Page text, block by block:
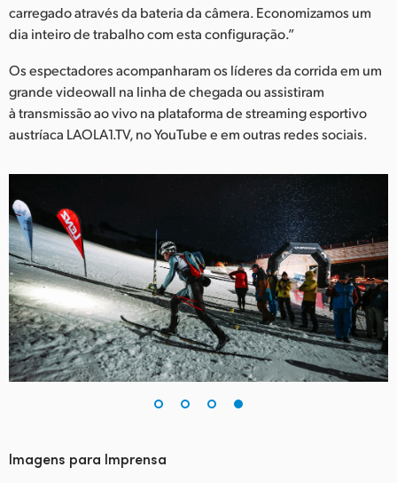
carregado através da bateria da câmera. Economizamos um
dia inteiro de trabalho com esta configuração.”
Os espectadores acompanharam os líderes da corrida em um
grande videowall na linha de chegada ou assistiram
à transmissão ao vivo na plataforma de streaming esportivo
austríaca LAOLA1.TV, no YouTube e em outras redes sociais.
Imagens para Imprensa